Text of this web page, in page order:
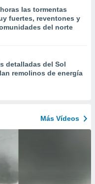
las tormentas
fuertes, reventones y
del norte
detalladas del Sol
remolinos de energía
Más Vídeos